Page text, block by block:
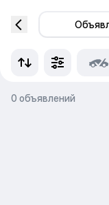
0 объявлений